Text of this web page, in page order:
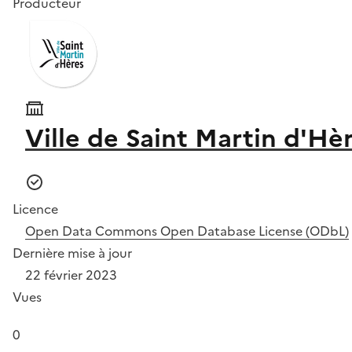
Ville de Saint Martin
Licence
Open Data Commons Open Database License (ODbL)
Dernière mise à jour
22 février 2023
Vues
0